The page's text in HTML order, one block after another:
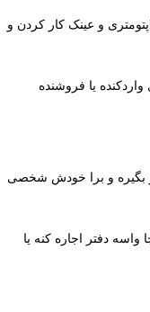
و عینک کار کردن و
یا فروشنده
بگیره و برا خودش شخصی
واسه دفتر اجاره کنه یا